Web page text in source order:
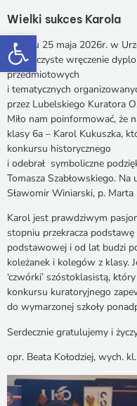
Otwórz pasek narzędzi
Wielki sukces Karola
W dniu 25 maja 2026r. w
się uroczyste wręczenie
przedmiotowych
i tematycznych
przez Lubelskiego Kuratora
Miło nam poinformować, że
klasy 6a – Karol Kukuszka,
konkursu historycznego
i odebrał symboliczne
Tomasza Szabłowskiego.
Sławomir Winiarski, p.
Karol jest prawdziwym
stopniu przekracza
podstawowej i od lat budzi
koleżanek i kolegów z klasy.
‘czwórki’ szóstoklasistą,
konkursu kuratoryjnego
do wymarzonej szkoły
Serdecznie gratulujemy i
opr. Beata Kołodziej, wych.